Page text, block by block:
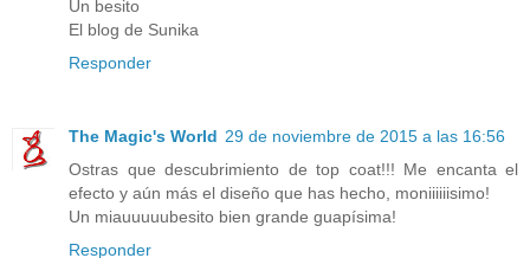
Un besito
El blog de Sunika
Responder
The Magic's World 29 de noviembre de 2015 a las 16:56
Ostras que descubrimiento de top coat!!! Me encanta el
efecto y aún más el diseño que has hecho, moniiiiiisimo!
Un miauuuuubesito bien grande guapísima!
Responder